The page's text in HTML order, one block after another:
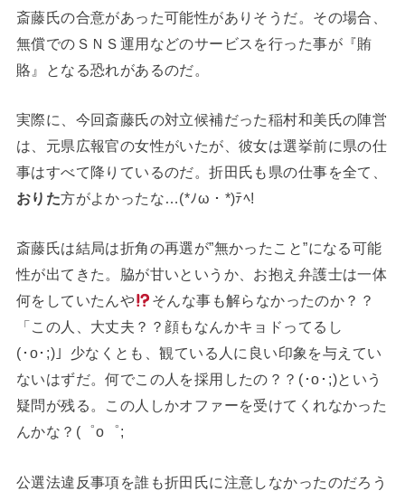
斎藤氏の合意があった可能性がありそうだ。その場合、
無償でのＳＮＳ運用などのサービスを行った事が『賄
賂』となる恐れがあるのだ。
実際に、今回斎藤氏の対立候補だった稲村和美氏の陣営
は、元県広報官の女性がいたが、彼女は選挙前に県の仕
事はすべて降りているのだ。折田氏も県の仕事を全て、
おりた方がよかったな…(*ﾉω・*)ﾃﾍ!
斎藤氏は結局は折角の再選が”無かったこと”になる可能
性が出てきた。脇が甘いというか、お抱え弁護士は一体
何をしていたんや
そんな事も解らなかったのか？？
「この人、大丈夫？？顔もなんかキョドってるし
(⁠･⁠o⁠･⁠;⁠)」少なくとも、観ている人に良い印象を与えてい
ないはずだ。何でこの人を採用したの？？(⁠･⁠o⁠･⁠;⁠)という
疑問が残る。この人しかオファーを受けてくれなかった
んかな？(⁠゜⁠o⁠゜⁠;
公選法違反事項を誰も折田氏に注意しなかったのだろう